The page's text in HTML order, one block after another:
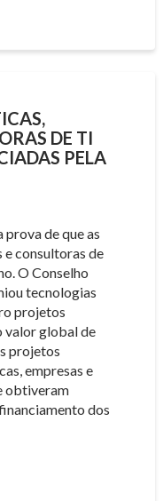
DE TI
PELA
prova de que as
e consultoras de
O Conselho
tecnologias
projetos
valor global de
projetos
empresas e
obtiveram
dos